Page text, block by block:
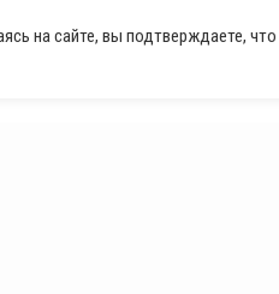
на сайте, вы подтверждаете, что